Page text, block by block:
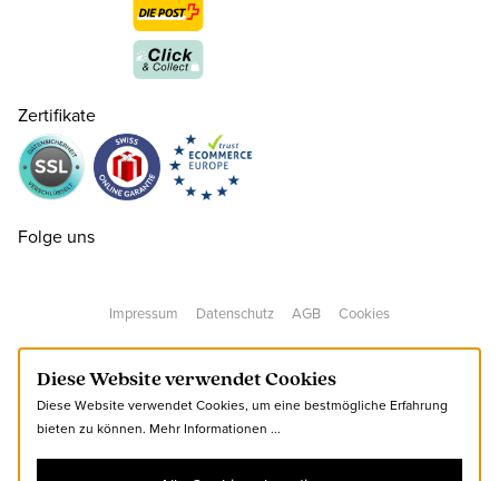
CHF 260.00
37½ CHF 260.00
CHF 260.00
39 CHF 260.00
39½ CHF 260.00
Zertifikate
Folge uns
Impressum Datenschutz AGB Cookies
Diese Website verwendet Cookies
Diese Website verwendet Cookies, um eine bestmögliche Erfahrung
bieten zu können. Mehr Informationen ...